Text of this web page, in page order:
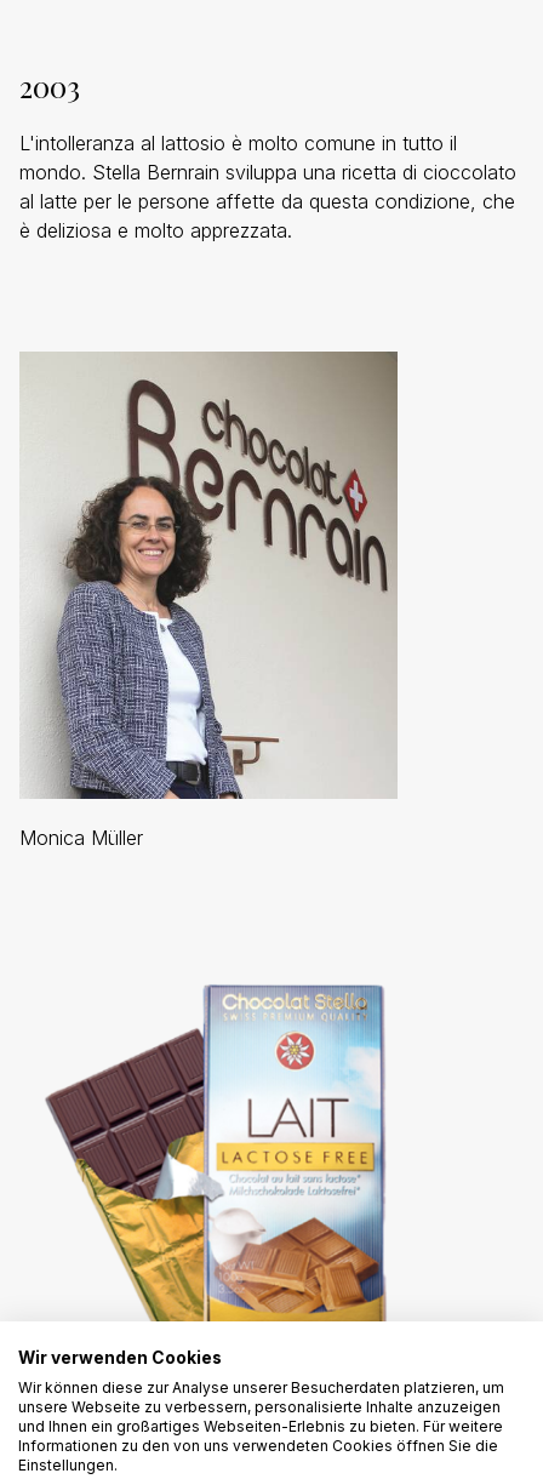
Monica Müller
Chocolat Stella "Lactose Free"
2003
L'intolleranza al lattosio è molto comune in tutto il
mondo. Stella Bernrain sviluppa una ricetta di cioccolato
al latte per le persone affette da questa condizione, che
è deliziosa e molto apprezzata.
Wir verwenden Cookies
Wir können diese zur Analyse unserer Besucherdaten platzieren, um
unsere Webseite zu verbessern, personalisierte Inhalte anzuzeigen
und Ihnen ein großartiges Webseiten-Erlebnis zu bieten. Für weitere
Informationen zu den von uns verwendeten Cookies öffnen Sie die
Einstellungen.